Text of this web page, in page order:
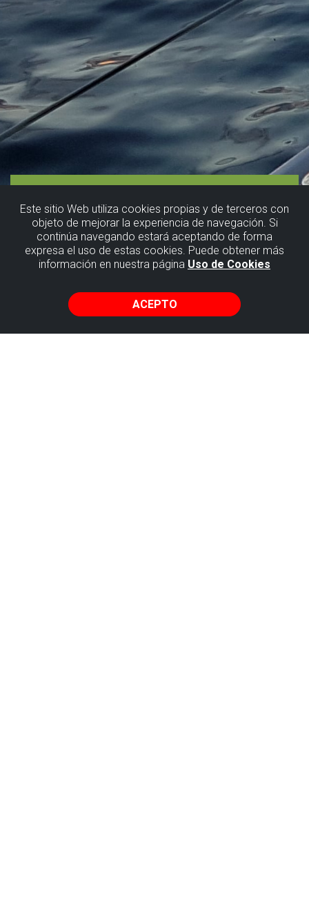
Este sitio Web utiliza cookies propias y de terceros con
objeto de mejorar la experiencia de navegación. Si
continúa navegando estará aceptando de forma
expresa el uso de estas cookies. Puede obtener más
información en nuestra página Uso de Cookies
ACEPTO